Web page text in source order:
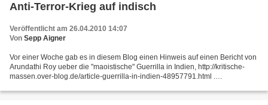
Anti-Terror-Krieg auf indisch
Veröffentlicht am 26.04.2010 14:07
Von Sepp Aigner
Vor einer Woche gab es in diesem Blog einen Hinweis auf einen Bericht von
Arundathi Roy ueber die "maoistische" Guerrilla in Indien, http://kritische-
massen.over-blog.de/article-guerrilla-in-indien-48957791.html .